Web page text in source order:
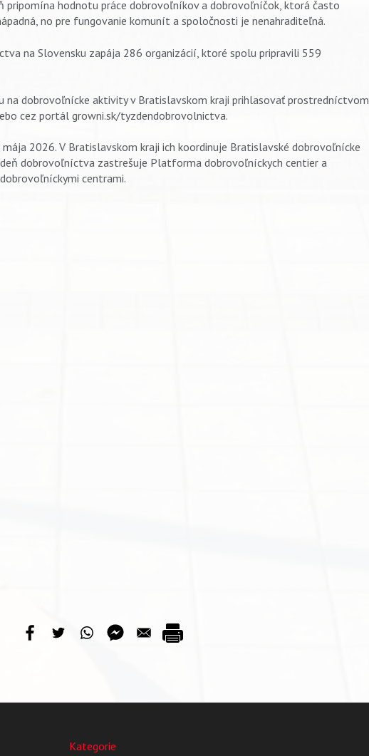
pripomína hodnotu práce dobrovoľníkov a dobrovoľníčok, ktorá často
no pre fungovanie komunít a spoločnosti je nenahraditeľná.
na Slovensku zapája 286 organizácií, ktoré spolu pripravili 559
na dobrovoľnícke aktivity v Bratislavskom kraji prihlasovať prostredníctvom
cez portál growni.sk/tyzdendobrovolnictva.
2026. V Bratislavskom kraji ich koordinuje Bratislavské dobrovoľnícke
dobrovoľníctva zastrešuje Platforma dobrovoľníckych centier a
centrami.
Kategorie